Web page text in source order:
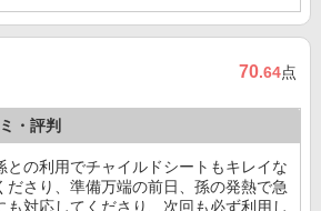
70.64点
・評判
との利用でチャイルドシートもキレイな
ださり、準備万端の前日、孫の発熱で急
も対応してくださり、次回も必ず利用し